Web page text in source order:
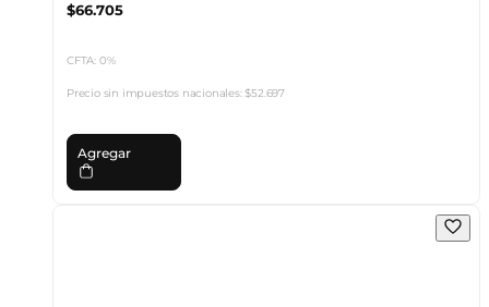
$66.705
CFTA: 0%
Precio sin impuestos nacionales:$52.697
Agregar